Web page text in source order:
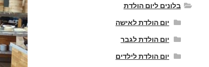
בלונים ליום הולדת
יום הולדת לאישה
יום הולדת לגבר
יום הולדת לילדים